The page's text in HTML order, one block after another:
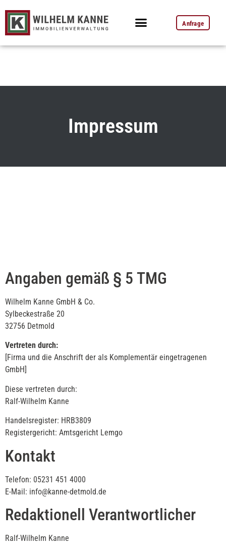
Anfrage
Impressum
Angaben gemäß § 5 TMG
Wilhelm Kanne GmbH & Co.
Sylbeckestraße 20
32756 Detmold
Vertreten durch:
[Firma und die Anschrift der als Komplementär eingetragenen
GmbH]
Diese vertreten durch:
Ralf-Wilhelm Kanne
Handelsregister: HRB3809
Registergericht: Amtsgericht Lemgo
Kontakt
Telefon: 05231 451 4000
E-Mail: info@kanne-detmold.de
Redaktionell Verantwortlicher
Ralf-Wilhelm Kanne